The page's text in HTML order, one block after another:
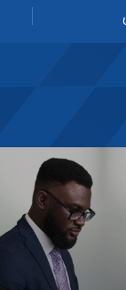
ملاحة